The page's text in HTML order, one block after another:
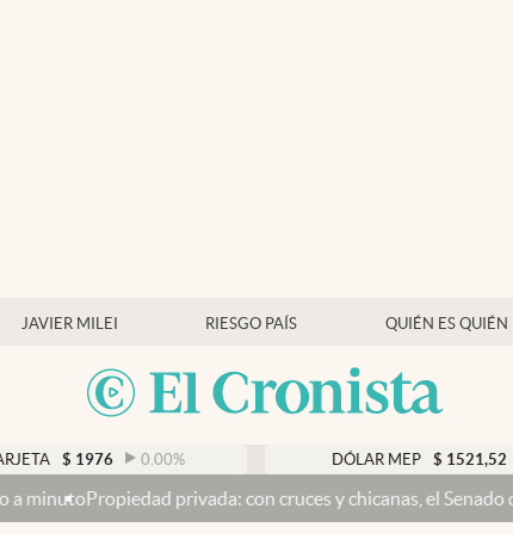
JAVIER MILEI RIESGO PAÍS QUIÉN ES QUIÉN
0.00% $ 1521,52 0.23%
con cruces y chicanas, el Senado discute el proyecto y